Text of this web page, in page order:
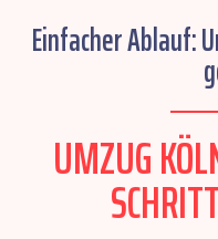
Einfacher Ablauf:
UMZUG